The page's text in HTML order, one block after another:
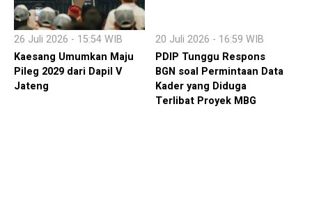
26 Juli 2026 - 15:54 WIB
Kaesang Umumkan Maju
Pileg 2029 dari Dapil V
Jateng
20 Juli 2026 - 16:59 WIB
PDIP Tunggu Respons
BGN soal Permintaan Data
Kader yang Diduga
Terlibat Proyek MBG